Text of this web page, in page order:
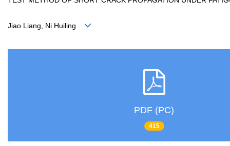
Jiao Liang, Ni Huiling
PDF (PC)
415